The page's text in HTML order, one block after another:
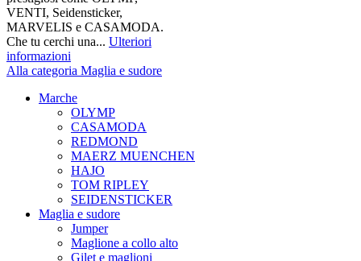
VENTI, Seidensticker,
MARVELIS e CASAMODA.
Che tu cerchi una... Ulteriori
informazioni
Alla categoria Maglia e sudore
Marche
OLYMP
CASAMODA
REDMOND
MAERZ MUENCHEN
HAJO
TOM RIPLEY
SEIDENSTICKER
Maglia e sudore
Jumper
Maglione a collo alto
Gilet e maglioni